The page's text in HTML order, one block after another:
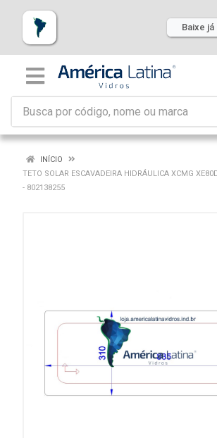
Baixe
INÍCIO
TETO SOLAR ESCAVADEIRA HIDRÁULICA XCMG
- 802138255